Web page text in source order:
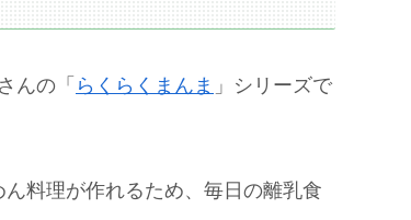
んの「 らくらくまんま 」シリーズで
料理が作れるため、毎日の離乳食